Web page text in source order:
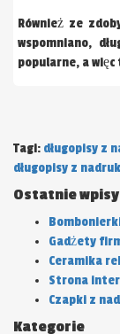
Również ze
wspomniano,
popularne, a
Tagi: długopisy z
długopisy z
Ostatnie wpisy
Gadżety
Ceramika
Strona
Czapki z
Kategorie